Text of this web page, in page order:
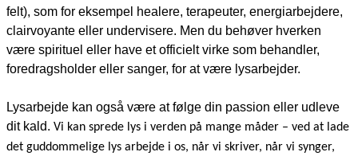
felt), som for eksempel healere, terapeuter, energiarbejdere,
clairvoyante eller undervisere. Men du behøver hverken
være spirituel eller have et officielt virke som behandler,
foredragsholder eller sanger, for at være lysarbejder.
Lysarbejde kan også være at følge din passion eller udleve
dit kald. Vi kan sprede lys i verden på mange måder – ved at lade
det guddommelige lys arbejde i os, når vi skriver, når vi synger,